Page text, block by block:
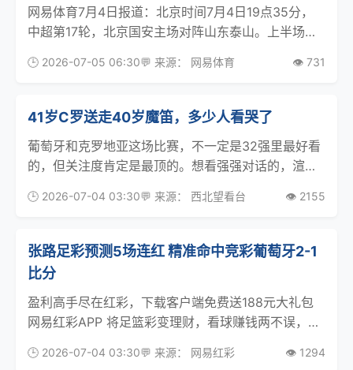
网易体育7月4日报道：北京时间7月4日19点35分，
中超第17轮，北京国安主场对阵山东泰山。上半场张
议。曹永竞第74分钟助攻塞尔吉尼奥破门，随后他在
🕒 2026-07-05 06:30💬 来源： 网易体育 👁️ 731
41岁C罗送走40岁魔笛，多少人看哭了
葡萄牙和克罗地亚这场比赛，不一定是32强里最好看
的，但关注度肯定是最顶的。想看强强对话的，渲染
竟，41岁的C罗与40岁的莫德里奇，这俩前皇马老队
球员
🕒 2026-07-04 03:30💬 来源： 西北望看台 👁️ 2155
张路足彩预测5场连红 精准命中竞彩葡萄牙2-1
比分
盈利高手尽在红彩，下载客户端免费送188元大礼包
网易红彩APP 将足篮彩变理财，看球赚钱两不误，轻
汰赛全面开战， 竞彩 赛事火热进行，世界杯比赛怎么
🕒 2026-07-04 03:30💬 来源： 网易红彩 👁️ 1294